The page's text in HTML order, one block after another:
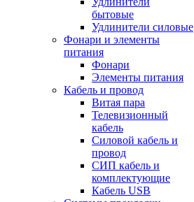
бытовые
Удлинители силовые
Фонари и элементы
питания
Фонари
Элементы питания
Кабель и провод
Витая пара
Телевизионный
кабель
Силовой кабель и
провод
СИП кабель и
комплектующие
Кабель USB